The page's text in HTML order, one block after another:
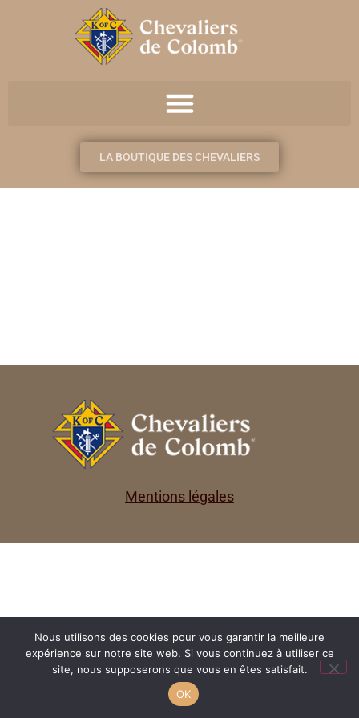
LA BOUTIQUE DES CHEVALIERS
Mentions légales
Nous utilisons des cookies pour vous garantir la meilleure
expérience sur notre site web. Si vous continuez à utiliser ce
site, nous supposerons que vous en êtes satisfait.
OK